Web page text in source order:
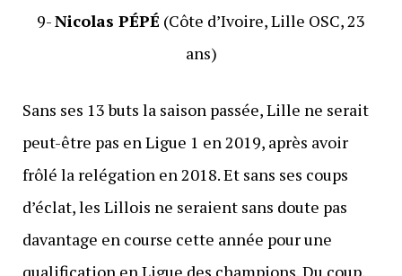
9-Nicolas PÉPÉ (Côte d’Ivoire, Lille OSC, 23
ans)
Sans ses 13 buts la saison passée, Lille ne serait
peut-être pas en Ligue 1 en 2019, après avoir
frôlé la relégation en 2018. Et sans ses coups
d’éclat, les Lillois ne seraient sans doute pas
davantage en course cette année pour une